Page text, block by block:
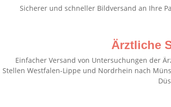
Sicherer und schneller Bildversand an Ihre
Ärztliche
Einfacher Versand von Untersuchungen der
Stellen Westfalen-Lippe und Nordrhein nach